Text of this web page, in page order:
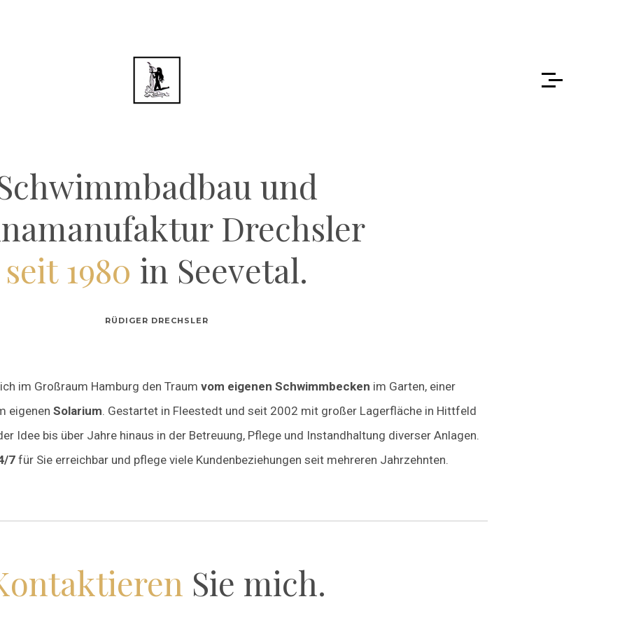
und
Drechsler
seit 1980 in Seevetal.
RÜDIGER DRECHSLER
im Großraum Hamburg den Traum vom eigenen Schwimmbecken im Garten, einer
eigenen Solarium. Gestartet in Fleestedt und seit 2002 mit großer Lagerfläche in Hittfeld
Idee bis über Jahre hinaus in der Betreuung, Pflege und Instandhaltung diverser Anlagen.
7für Sie erreichbar und pflege viele Kundenbeziehungen seit mehreren Jahrzehnten.
Sie mich.